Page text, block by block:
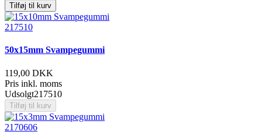
Tilføj til kurv
217510
50x15mm Svampegummi
119,00 DKK
Pris inkl. moms
Udsolgt217510
Tilføj til kurv
2170606